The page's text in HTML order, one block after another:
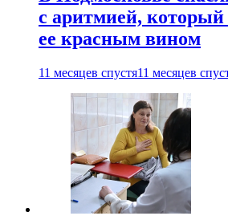
с аритмией, который
ее красным вином
11 месяцев спустя11 месяцев